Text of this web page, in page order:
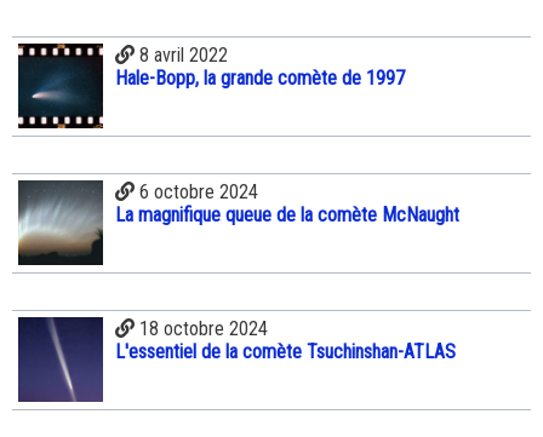
8 avril 2022
Hale-Bopp, la grande comète de 1997
6 octobre 2024
La magnifique queue de la comète McNaught
18 octobre 2024
L'essentiel de la comète Tsuchinshan-ATLAS